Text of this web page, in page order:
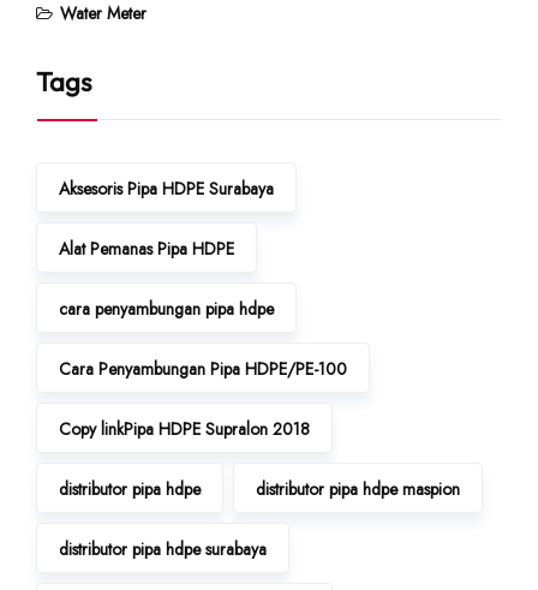
Water Meter
Tags
Aksesoris Pipa HDPE Surabaya
Alat Pemanas Pipa HDPE
cara penyambungan pipa hdpe
Cara Penyambungan Pipa HDPE/PE-100
Copy linkPipa HDPE Supralon 2018
distributor pipa hdpe distributor pipa hdpe maspion
distributor pipa hdpe surabaya